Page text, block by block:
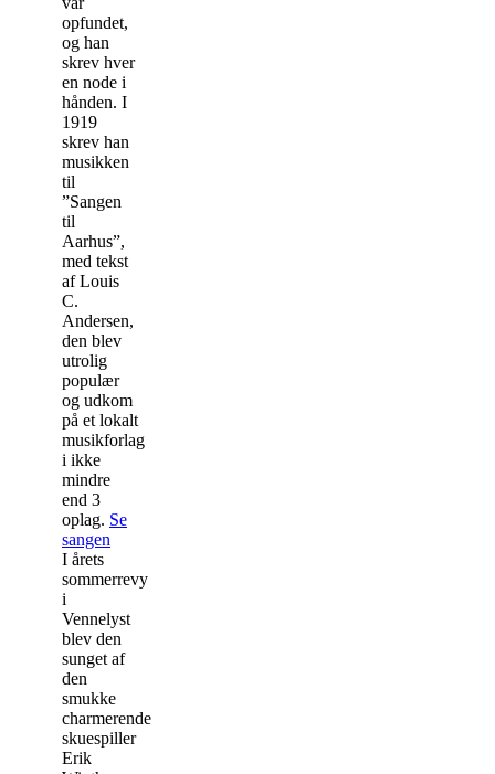
opfundet,
og han
skrev hver
en node i
hånden. I
1919
skrev han
musikken
til
”Sangen
til
Aarhus”,
med tekst
af Louis
C.
Andersen,
den blev
utrolig
populær
og udkom
på et lokalt
musikforlag
i ikke
mindre
end 3
oplag. Se
sangen
I årets
sommerrevy
i
Vennelyst
blev den
sunget af
den
smukke
charmerende
skuespiller
Erik